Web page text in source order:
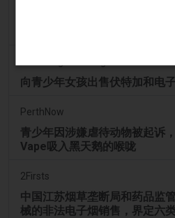
向青少年女孩出售伏特加和电
PerthNow
青少年因涉嫌虐待动物被起诉
Vape吸入黑天鹅的喉咙
2Firsts
中国江苏烟草垄断局和药品监
械的非法电子烟销售，界定六